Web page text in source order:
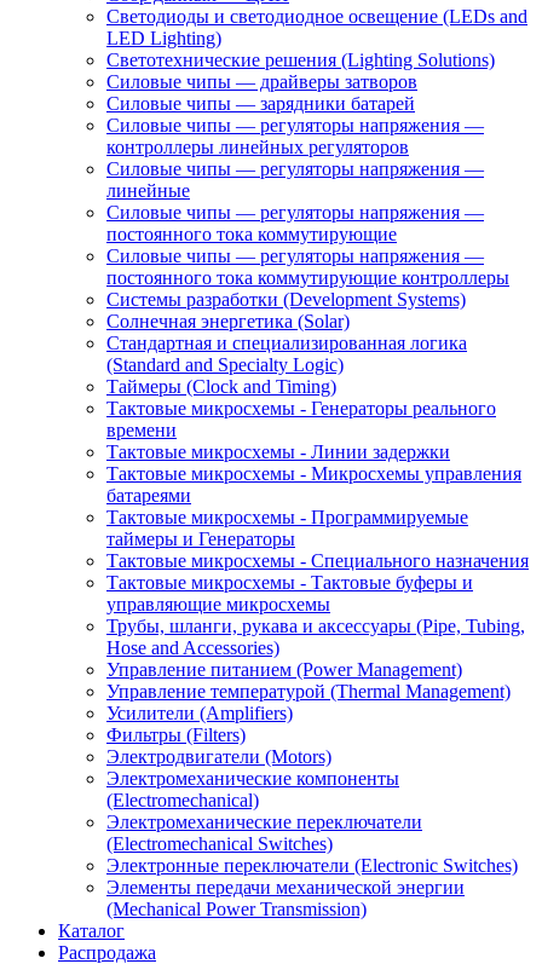
Светодиоды и светодиодное освещение (LEDs and
LED Lighting)
Светотехнические решения (Lighting Solutions)
Силовые чипы — драйверы затворов
Силовые чипы — зарядники батарей
Силовые чипы — регуляторы напряжения —
контроллеры линейных регуляторов
Силовые чипы — регуляторы напряжения —
линейные
Силовые чипы — регуляторы напряжения —
постоянного тока коммутирующие
Силовые чипы — регуляторы напряжения —
постоянного тока коммутирующие контроллеры
Системы разработки (Development Systems)
Солнечная энергетика (Solar)
Стандартная и специализированная логика
(Standard and Specialty Logic)
Таймеры (Clock and Timing)
Тактовые микросхемы - Генераторы реального
времени
Тактовые микросхемы - Линии задержки
Тактовые микросхемы - Микросхемы управления
батареями
Тактовые микросхемы - Программируемые
таймеры и Генераторы
Тактовые микросхемы - Специального назначения
Тактовые микросхемы - Тактовые буферы и
управляющие микросхемы
Трубы, шланги, рукава и аксессуары (Pipe, Tubing,
Hose and Accessories)
Управление питанием (Power Management)
Управление температурой (Thermal Management)
Усилители (Amplifiers)
Фильтры (Filters)
Электродвигатели (Motors)
Электромеханические компоненты
(Electromechanical)
Электромеханические переключатели
(Electromechanical Switches)
Электронные переключатели (Electronic Switches)
Элементы передачи механической энергии
(Mechanical Power Transmission)
Каталог
Распродажа